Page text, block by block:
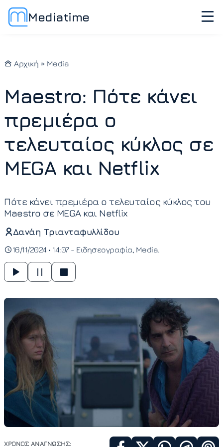
Mediatime
Αρχική » Media
Maestro: Πότε κάνει
πρεμιέρα ο
τελευταίος κύκλος σε
MEGA και Netflix
Πότε κάνει πρεμιέρα ο τελευταίος κύκλος του
Maestro σε MEGA και Netflix
Δανάη Τριανταφυλλίδου
16/11/2024 • 14:07 - Ειδησεογραφία Media
ΧΡΟΝΟΣ ΑΝΑΓΝΩΣΗΣ: